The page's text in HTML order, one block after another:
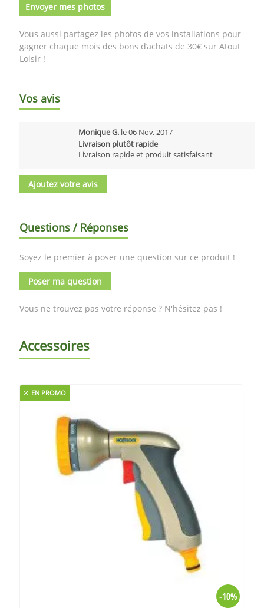
Envoyer mes photos
Vous aussi partagez les photos de vos installations pour
gagner chaque mois des bons d’achats de 30€ sur Atout
Loisir !
Vos avis
Monique G. le06 Nov. 2017
Livraison plutôt rapide
Livraison rapide et produit satisfaisant
Ajoutez votre avis
Questions / Réponses
Soyez le premier à poser une question sur ce produit !
Poser ma question
Vous ne trouvez pas votre réponse ? N'hésitez pas !
Accessoires
-10%
EN PROMO